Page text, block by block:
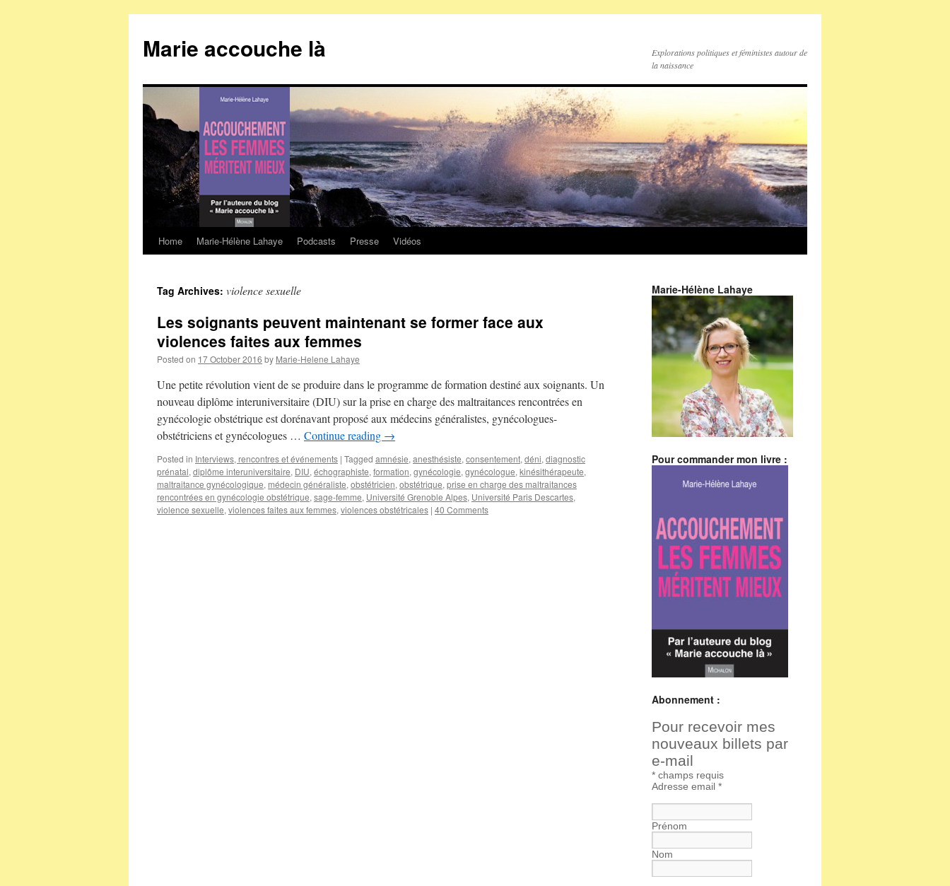
Marie accouche là
Explorations politiques et féministes autour de
la naissance
Skip
content
Home Marie-Hélène Lahaye Podcasts Presse Vidéos
Tag Archives: violence sexuelle
Les soignants peuvent maintenant se former face aux
violences faites aux femmes
Posted on 17 October 2016 by Marie-Helene Lahaye
Une petite révolution vient de se produire dans le programme de formation destiné aux soignants. Un
nouveau diplôme interuniversitaire (DIU) sur la prise en charge des maltraitances rencontrées en
gynécologie obstétrique est dorénavant proposé aux médecins généralistes, gynécologues-
obstétriciens et gynécologues … Continue reading →
Posted in Interviews, rencontres et événements | Tagged amnésie, anesthésiste, consentement, déni, diagnostic
prénatal, diplôme interuniversitaire, DIU, échographiste, formation, gynécologie, gynécologue, kinésithérapeute,
maltraitance gynécologique, médecin généraliste, obstétricien, obstétrique, prise en charge des maltraitances
rencontrées en gynécologie obstétrique, sage-femme, Université Grenoble Alpes, Université Paris Descartes,
violence sexuelle, violences faites aux femmes, violences obstétricales | 40 Comments
Marie-Hélène Lahaye
Pour commander mon livre :
Abonnement :
Pour recevoir mes
nouveaux billets par
e-mail
* champs requis
Adresse email *
Prénom
Nom